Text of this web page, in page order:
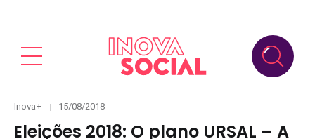
Categories
Inova+
Posted
15/08/2018
Eleições 2018: O plano URSAL – A